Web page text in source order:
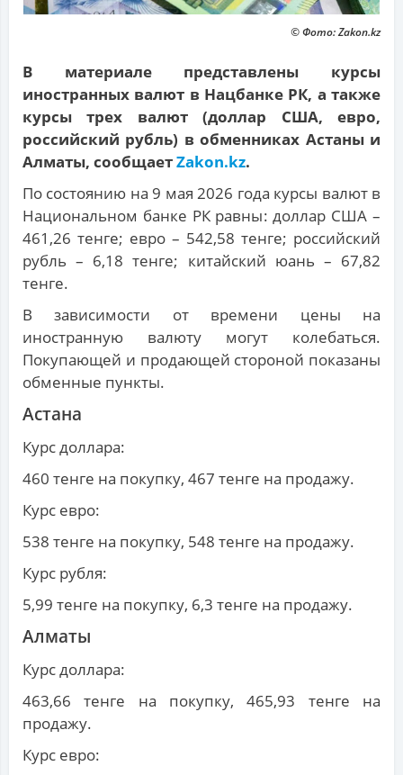
© Фото: Zakon.kz
В материале представлены курсы
иностранных валют в Нацбанке РК, а также
курсы трех валют (доллар США, евро,
российский рубль) в обменниках Астаны и
Алматы, сообщаетZakon.kz.
По состоянию на 9 мая 2026 года курсы валют в
Национальном банке РК равны: доллар США –
461,26 тенге; евро – 542,58 тенге; российский
рубль – 6,18 тенге; китайский юань – 67,82
тенге.
В зависимости от времени цены на
иностранную валюту могут колебаться.
Покупающей и продающей стороной показаны
обменные пункты.
Астана
Курс доллара:
460 тенге на покупку, 467 тенге на продажу.
Курс евро:
538 тенге на покупку, 548 тенге на продажу.
Курс рубля:
5,99 тенге на покупку, 6,3 тенге на продажу.
Алматы
Курс доллара:
463,66 тенге на покупку, 465,93 тенге на
продажу.
Курс евро: